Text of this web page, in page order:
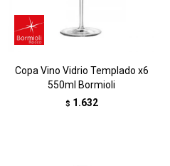
Copa Vino Vidrio Templado x6
550ml Bormioli
$ 1.632